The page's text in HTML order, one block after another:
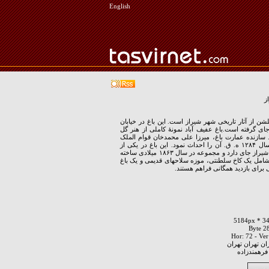
English
از آثار تاریخی شهر شیراز است. این باغ در خیابان
گرفته است.باغ عفیف آباد نمونهٔ کاملی از هنر گل
سازنده عمارت باغ، میرزا علی محمدخان قوام الملک
دوم است که در سال ۱۲۸۴ ه. ق. آن را احداث نمود. این باغ در یکی از
مناطق عیان‌نشین شیراز جای دارد و مجموعه در سال ۱۸۶۳ میلادی ساخته
یک کاخ سلطنتی، موزه سلاحهای قدیمی و یک باغ
بازدید همگانی فراهم هستند.
تهران تهران